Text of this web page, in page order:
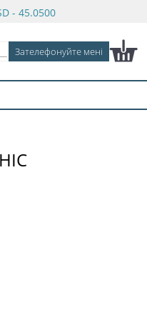
- 45.0500